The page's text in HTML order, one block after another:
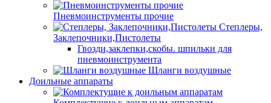
Пневмоинструменты прочие
Степлеры,
Заклепочники,Пистолеты
Гвозди,заклепки,скобы. шпильки для
пневмоинструмента
Шланги воздушные
Доильные аппараты